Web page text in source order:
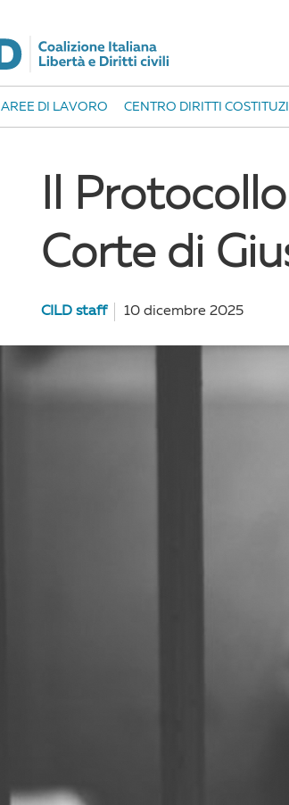
AREE DI LAVORO CENTRO DIRITTI
Il
Corte di
CILD staff 10 dicembre 2025